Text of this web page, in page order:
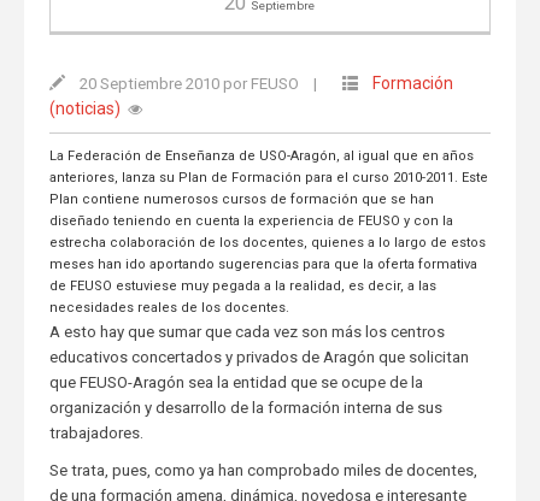
Septiembre
20 Septiembre 2010 por FEUSO |
Formación
(noticias)
La Federación de Enseñanza de USO-Aragón, al igual que en años
anteriores, lanza su Plan de Formación para el curso 2010-2011. Este
Plan contiene numerosos cursos de formación que se han
diseñado teniendo en cuenta la experiencia de FEUSO y con la
estrecha colaboración de los docentes, quienes a lo largo de estos
meses han ido aportando sugerencias para que la oferta formativa
de FEUSO estuviese muy pegada a la realidad, es decir, a las
necesidades reales de los docentes.
A esto hay que sumar que cada vez son más los centros
educativos concertados y privados de Aragón que solicitan
que FEUSO-Aragón sea la entidad que se ocupe de la
organización y desarrollo de la formación interna de sus
trabajadores.
Se trata, pues, como ya han comprobado miles de docentes,
de una formación amena, dinámica, novedosa e interesante